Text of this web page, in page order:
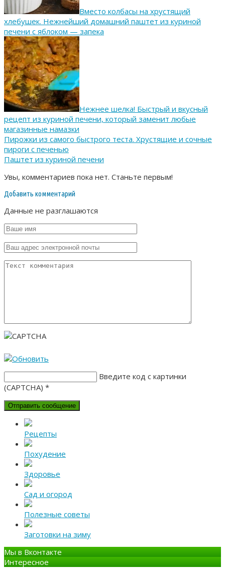
Вместо колбасы на хрустящий
хлебушек. Нежнейший домашний паштет из куриной
печени с яблоком — запека
Нежнее шелка! Быстрый и вкусный
рецепт из куриной печени, который заменит любые
магазинные намазки
Пирожки из самого быстрого теста. Хрустящие и сочные
пироги с печенью
Паштет из куриной печени
Увы, комментариев пока нет. Станьте первым!
Добавить комментарий
Данные не разглашаются
Введите код с картинки
(CAPTCHA) *
Рецепты
Похудение
Здоровье
Сад и огород
Полезные советы
Заготовки на зиму
Мы в Вконтакте
Интересное